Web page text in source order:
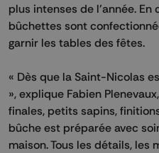
plus intenses de l’année. En
bûchettes sont
garnir les tables des fêtes.
« Dès que la Saint-Nicolas
», explique Fabien
finales, petits sapins,
bûche est préparée avec
maison. Tous les détails, les